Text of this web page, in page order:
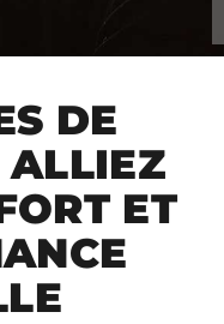
DE
ALLIEZ
ET